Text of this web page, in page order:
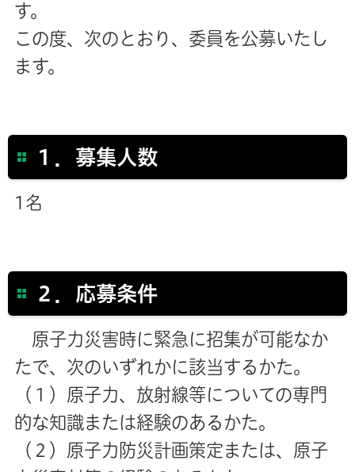
す。
この度、次のとおり、委員を公募いたし
ます。
１．募集人数
1名
２．応募条件
原子力災害時に緊急に招集が可能なか
たで、次のいずれかに該当するかた。
（１）原子力、放射線等についての専門
的な知識または経験のあるかた。
（２）原子力防災計画策定または、原子